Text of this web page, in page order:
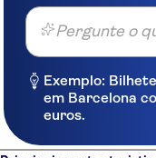
Pergunte o
Exemplo:
em Barcelona
euros.